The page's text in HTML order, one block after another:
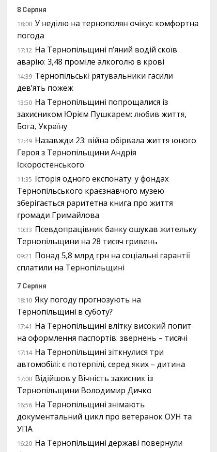
8 Серпня
18:00 У неділю на тернополян очікує комфортна
погода
17:12 На Тернопільщині п’яний водій скоїв
аварію: 3,48 проміле алкоголю в крові
14:39 Тернопільські рятувальники гасили
дев’ять пожеж
13:50 На Тернопільщині попрощалися із
захисником Юрієм Пушкарем: любив життя,
Бога, Україну
12:49 Назавжди 23: війна обірвала життя юного
Героя з Тернопільщини Андрія
Іскоростенського
11:35 Історія одного експонату: у фондах
Тернопільського краєзнавчого музею
зберігається раритетна книга про життя
громади Гримайлова
10:33 Псевдопрацівник банку ошукав жительку
Тернопільщини на 28 тисяч гривень
09:21 Понад 5,8 млрд грн на соціальні гарантії
сплатили на Тернопільщині
7 Серпня
18:10 Яку погоду прогнозують на
Тернопільщині в суботу?
17:41 На Тернопільщині влітку високий попит
на оформлення паспортів: звернень – тисячі
17:14 На Тернопільщині зіткнулися три
автомобілі: є потерпілі, серед яких – дитина
17:00 Відійшов у Вічність захисник із
Тернопільщини Володимир Дичко
16:56 На Тернопільщині знімають
документальний цикл про ветеранок ОУН та
УПА
16:20 На Тернопільщині державі повернули